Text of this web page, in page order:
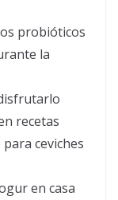
probióticos
la
recetas
ceviches
en casa